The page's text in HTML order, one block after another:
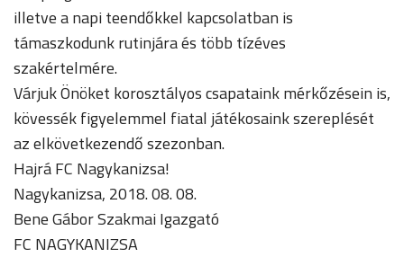
illetve a napi teendőkkel kapcsolatban is
támaszkodunk rutinjára és több tízéves
szakértelmére.
Várjuk Önöket korosztályos csapataink mérkőzésein is,
kövessék figyelemmel fiatal játékosaink szereplését
az elkövetkezendő szezonban.
Hajrá FC Nagykanizsa!
Nagykanizsa, 2018. 08. 08.
Bene Gábor Szakmai Igazgató
FC NAGYKANIZSA